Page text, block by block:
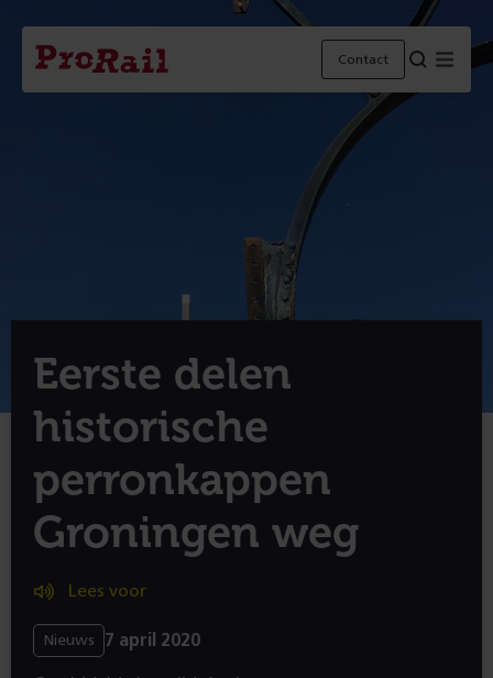
Navigatie
Homepage
ProRail
Contact
Eerste delen
historische
perronkappen
Groningen weg
Lees voor
Nieuws 7 april 2020